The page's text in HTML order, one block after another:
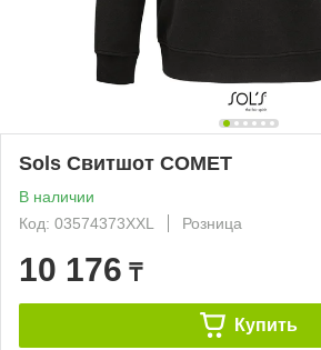
Sols Свитшот COMET
В наличии
Код: 03574373XXL
Розница
10 176 ₸
Купить